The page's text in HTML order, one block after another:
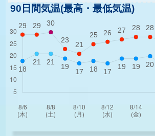
90日間気温(最高・最低気温)